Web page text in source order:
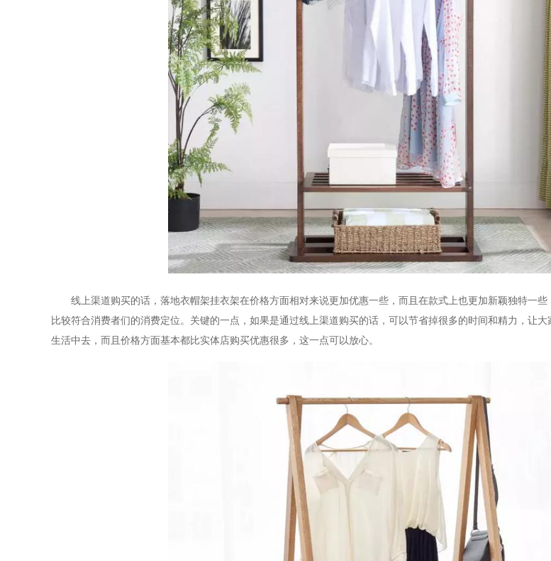
线上渠道购买的话，落地衣帽架挂衣架在价格方面相对来说更加优惠一些，而且在款式上也更加新颖独特一
比较符合消费者们的消费定位。关键的一点，如果是通过线上渠道购买的话，可以节省掉很多的时间和精力，让
生活中去，而且价格方面基本都比实体店购买优惠很多，这一点可以放心。